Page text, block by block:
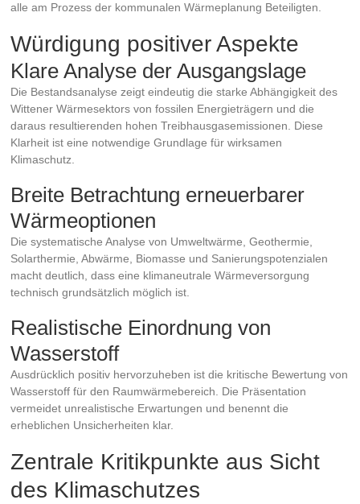
alle am Prozess der kommunalen Wärmeplanung Beteiligten.
Würdigung positiver Aspekte
Klare Analyse der Ausgangslage
Die Bestandsanalyse zeigt eindeutig die starke Abhängigkeit des
Wittener Wärmesektors von fossilen Energieträgern und die
daraus resultierenden hohen Treibhausgasemissionen. Diese
Klarheit ist eine notwendige Grundlage für wirksamen
Klimaschutz.
Breite Betrachtung erneuerbarer
Wärmeoptionen
Die systematische Analyse von Umweltwärme, Geothermie,
Solarthermie, Abwärme, Biomasse und Sanierungspotenzialen
macht deutlich, dass eine klimaneutrale Wärmeversorgung
technisch grundsätzlich möglich ist.
Realistische Einordnung von
Wasserstoff
Ausdrücklich positiv hervorzuheben ist die kritische Bewertung von
Wasserstoff für den Raumwärmebereich. Die Präsentation
vermeidet unrealistische Erwartungen und benennt die
erheblichen Unsicherheiten klar.
Zentrale Kritikpunkte aus Sicht
des Klimaschutzes